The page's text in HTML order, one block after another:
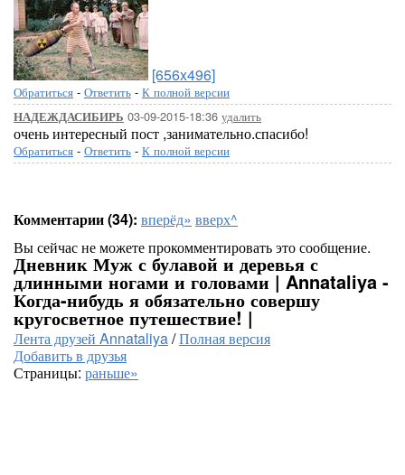
[656x496]
Обратиться - Ответить - К полной версии
НАДЕЖДАСИБИРЬ 03-09-2015-18:36 удалить
очень интересный пост ,занимательно.спасибо!
Обратиться - Ответить - К полной версии
Комментарии (34): вперёд» вверх^
Вы сейчас не можете прокомментировать это сообщение.
Дневник Муж с булавой и деревья с
длинными ногами и головами | Annataliya -
Когда-нибудь я обязательно совершу
кругосветное путешествие! |
Лента друзей Annataliya/Полная версия
Добавить в друзья
Страницы: раньше»